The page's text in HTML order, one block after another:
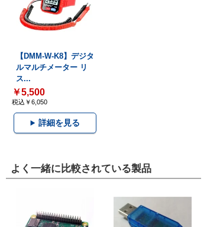
【DMM-W-K8】デジタ
ルマルチメーター リ
ス...
￥5,500
税込￥6,050
詳細を見る
よく一緒に比較されている製品